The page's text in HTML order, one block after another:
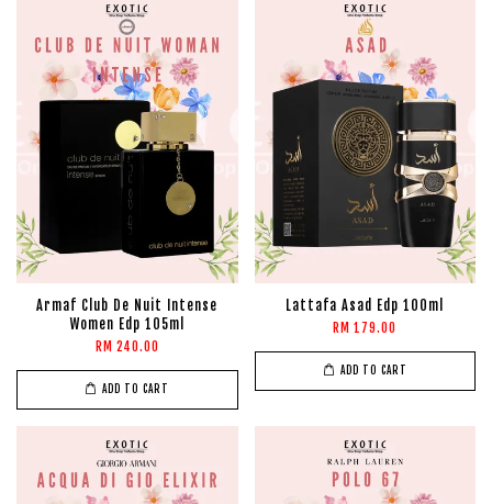
Armaf Club De Nuit Intense
Women Edp 105ml
RM 240.00
ADD TO CART
Lattafa Asad Edp 100ml
RM 179.00
ADD TO CART